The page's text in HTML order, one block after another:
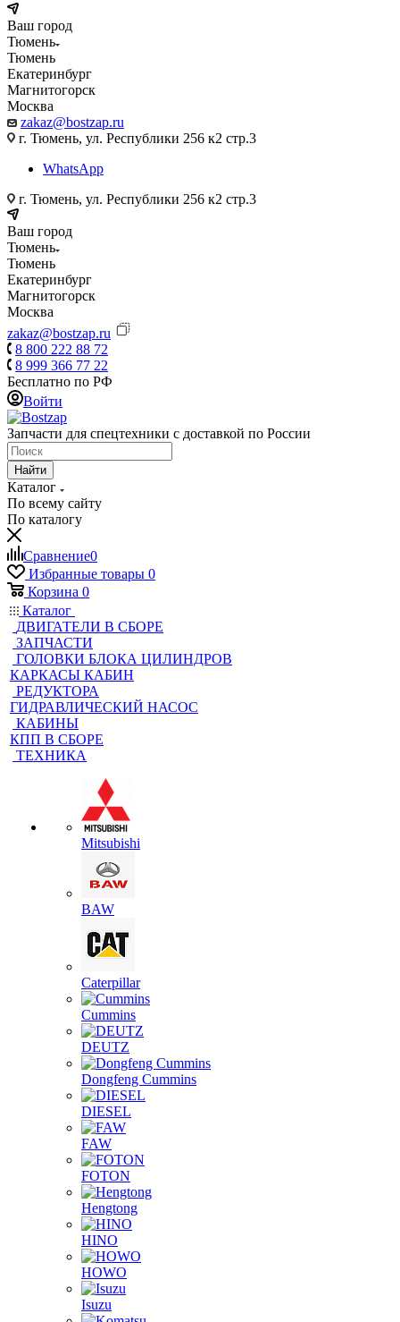
Ваш город
Тюмень
Тюмень
Екатеринбург
Магнитогорск
Москва
zakaz@bostzap.ru
г. Тюмень, ул. Республики 256 к2 стр.3
WhatsApp
г. Тюмень, ул. Республики 256 к2 стр.3
Ваш город
Тюмень
Тюмень
Екатеринбург
Магнитогорск
Москва
zakaz@bostzap.ru
8 800 222 88 72
8 999 366 77 22
Бесплатно по РФ
Войти
Запчасти для спецтехники с доставкой по России
Найти
Каталог
По всему сайту
По каталогу
Сравнение0
Избранные товары 0
Корзина 0
Каталог
ДВИГАТЕЛИ В СБОРЕ
ЗАПЧАСТИ
ГОЛОВКИ БЛОКА ЦИЛИНДРОВ
КАРКАСЫ КАБИН
РЕДУКТОРА
ГИДРАВЛИЧЕСКИЙ НАСОС
КАБИНЫ
КПП В СБОРЕ
ТЕХНИКА
Mitsubishi
BAW
Caterpillar
Cummins
DEUTZ
Dongfeng Cummins
DIESEL
FAW
FOTON
Hengtong
HINO
HOWO
Isuzu